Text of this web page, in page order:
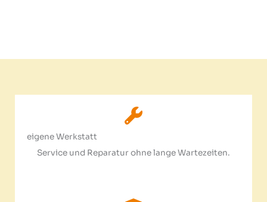
eigene Werkstatt
Service und Reparatur ohne lange Wartezeiten.​